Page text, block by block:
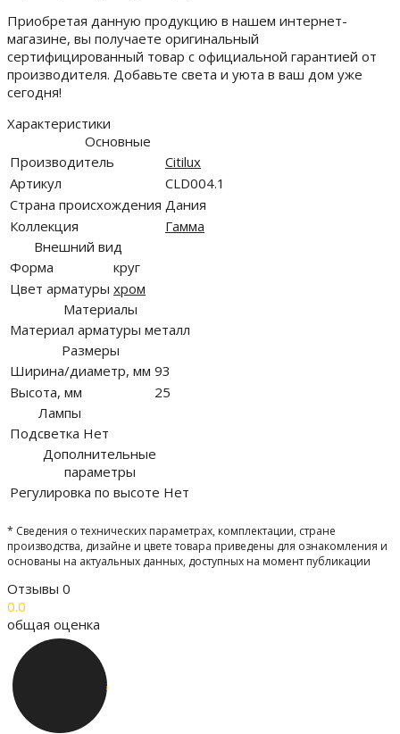
Приобретая данную продукцию в нашем интернет-
магазине, вы получаете оригинальный
сертифицированный товар с официальной гарантией от
производителя. Добавьте света и уюта в ваш дом уже
сегодня!
Характеристики
Основные
Производитель
Citilux
Артикул
CLD004.1
Страна происхождения Дания
Коллекция
Гамма
Внешний вид
Форма
круг
Цвет арматуры хром
Материалы
Материал арматуры металл
Размеры
Ширина/диаметр, мм 93
Высота, мм
25
Лампы
Подсветка Нет
Дополнительные
параметры
Регулировка по высоте Нет
* Сведения о технических параметрах, комплектации, стране
производства, дизайне и цвете товара приведены для ознакомления и
основаны на актуальных данных, доступных на момент публикации
Отзывы 0
0.0
общая оценка